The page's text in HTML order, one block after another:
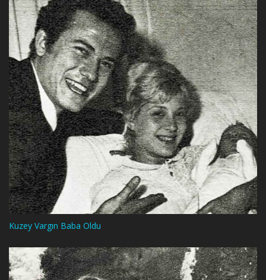
Kuzey Vargın Baba Oldu